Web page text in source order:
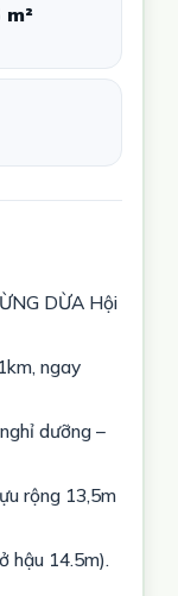
m²
DỪA Hội
ngay
dưỡng –
rộng 13,5m
hậu 14.5m).